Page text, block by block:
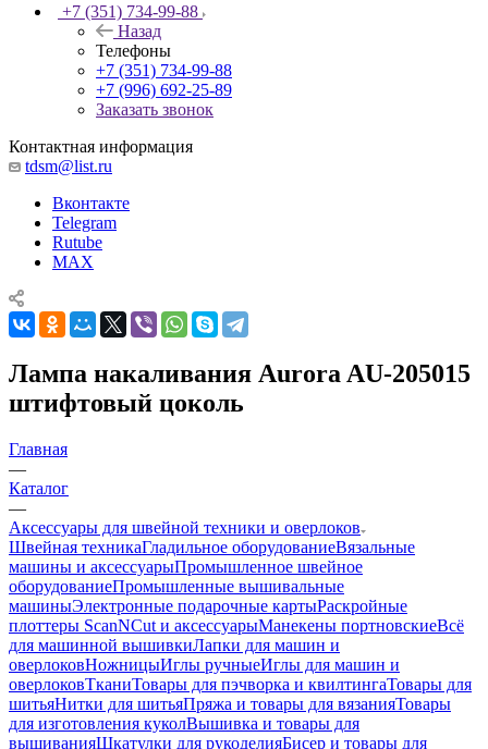
+7 (351) 734-99-88
Назад
Телефоны
+7 (351) 734-99-88
+7 (996) 692-25-89
Заказать звонок
Контактная информация
tdsm@list.ru
Вконтакте
Telegram
Rutube
MAX
Лампа накаливания Aurora AU-205015
штифтовый цоколь
Главная
—
Каталог
—
Аксессуары для швейной техники и оверлоков
Швейная техникаГладильное оборудованиеВязальные
машины и аксессуарыПромышленное швейное
оборудованиеПромышленные вышивальные
машиныЭлектронные подарочные картыРаскройные
плоттеры ScanNCut и аксессуарыМанекены портновскиеВсё
для машинной вышивкиЛапки для машин и
оверлоковНожницыИглы ручныеИглы для машин и
оверлоковТканиТовары для пэчворка и квилтингаТовары для
шитьяНитки для шитьяПряжа и товары для вязанияТовары
для изготовления куколВышивка и товары для
вышиванияШкатулки для рукоделияБисер и товары для